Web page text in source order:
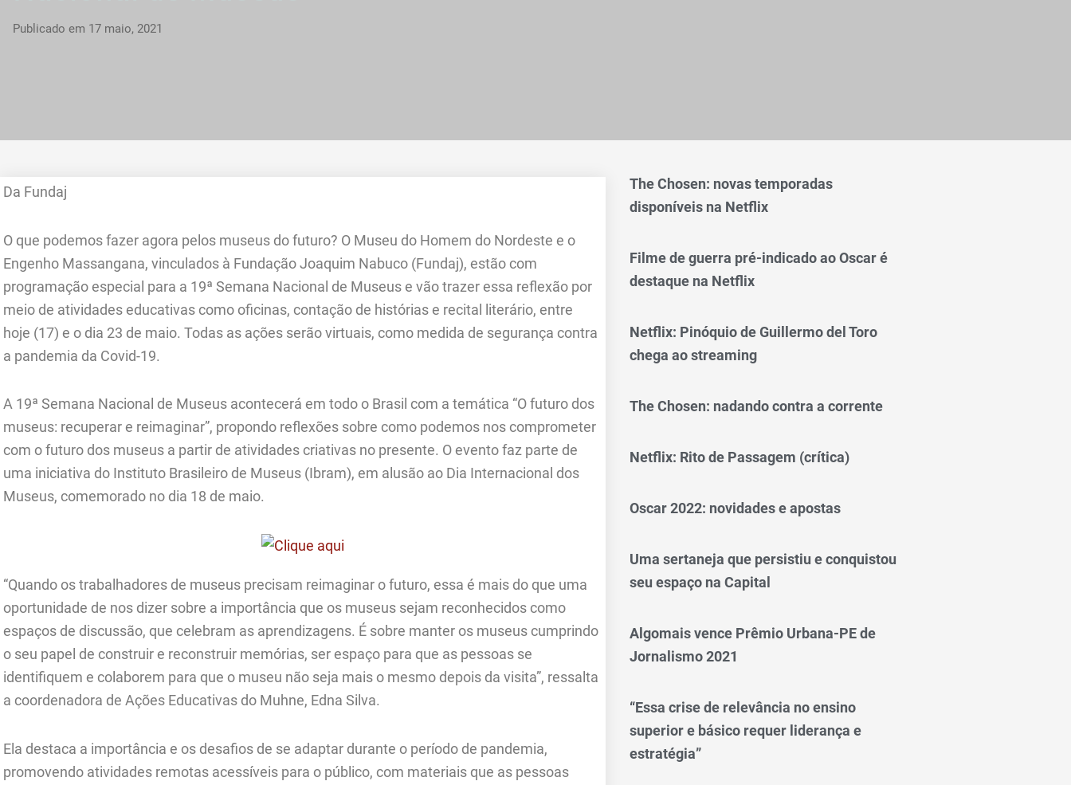
Publicado em 17 maio, 2021
Da Fundaj
O que podemos fazer agora pelos museus do futuro? O Museu do Homem do Nordeste e o
Engenho Massangana, vinculados à Fundação Joaquim Nabuco (Fundaj), estão com
programação especial para a 19ª Semana Nacional de Museus e vão trazer essa reflexão por
meio de atividades educativas como oficinas, contação de histórias e recital literário, entre
hoje (17) e o dia 23 de maio. Todas as ações serão virtuais, como medida de segurança contra
a pandemia da Covid-19.
A 19ª Semana Nacional de Museus acontecerá em todo o Brasil com a temática “O futuro dos
museus: recuperar e reimaginar”, propondo reflexões sobre como podemos nos comprometer
com o futuro dos museus a partir de atividades criativas no presente. O evento faz parte de
uma iniciativa do Instituto Brasileiro de Museus (Ibram), em alusão ao Dia Internacional dos
Museus, comemorado no dia 18 de maio.
“Quando os trabalhadores de museus precisam reimaginar o futuro, essa é mais do que uma
oportunidade de nos dizer sobre a importância que os museus sejam reconhecidos como
espaços de discussão, que celebram as aprendizagens. É sobre manter os museus cumprindo
o seu papel de construir e reconstruir memórias, ser espaço para que as pessoas se
identifiquem e colaborem para que o museu não seja mais o mesmo depois da visita”, ressalta
a coordenadora de Ações Educativas do Muhne, Edna Silva.
Ela destaca a importância e os desafios de se adaptar durante o período de pandemia,
promovendo atividades remotas acessíveis para o público, com materiais que as pessoas
The Chosen: novas temporadas
disponíveis na Netflix
Filme de guerra pré-indicado ao Oscar é
destaque na Netflix
Netflix: Pinóquio de Guillermo del Toro
chega ao streaming
The Chosen: nadando contra a corrente
Netflix: Rito de Passagem (crítica)
Oscar 2022: novidades e apostas
Uma sertaneja que persistiu e conquistou
seu espaço na Capital
Algomais vence Prêmio Urbana-PE de
Jornalismo 2021
“Essa crise de relevância no ensino
superior e básico requer liderança e
estratégia”